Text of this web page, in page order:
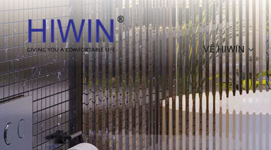
VỀ HIWIN